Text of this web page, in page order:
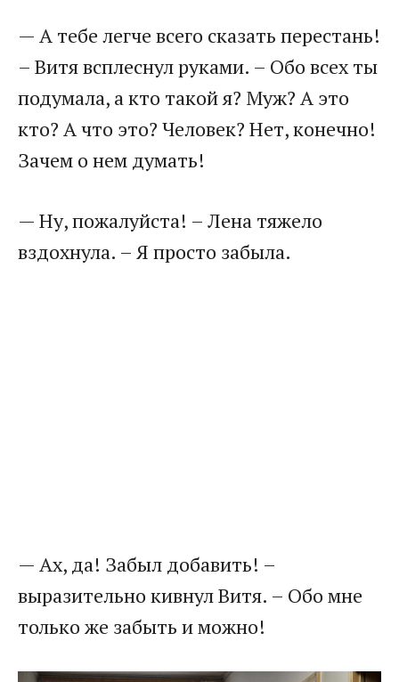
— А тебе легче всего сказать перестань!
– Витя всплеснул руками. – Обо всех ты
подумала, а кто такой я? Муж? А это
кто? А что это? Человек? Нет, конечно!
Зачем о нем думать!
— Ну, пожалуйста! – Лена тяжело
вздохнула. – Я просто забыла.
— Ах, да! Забыл добавить! –
выразительно кивнул Витя. – Обо мне
только же забыть и можно!